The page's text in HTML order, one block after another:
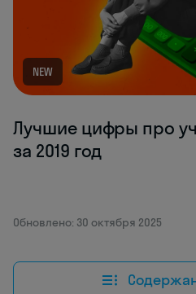
NEW
Лучшие цифры про
за 2019 год
Обновлено: 30 октября 2025